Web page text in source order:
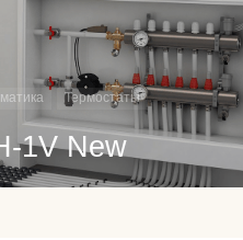
Термостаты
1V New